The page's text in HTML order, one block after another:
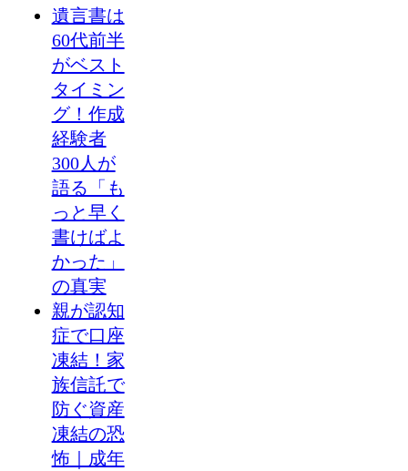
遺言書は
60代前半
がベスト
タイミン
グ！作成
経験者
300人が
語る「も
っと早く
書けばよ
かった」
の真実
親が認知
症で口座
凍結！家
族信託で
防ぐ資産
凍結の恐
怖｜成年